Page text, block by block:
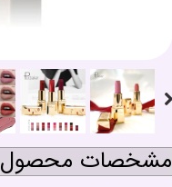
مشخصات محصول